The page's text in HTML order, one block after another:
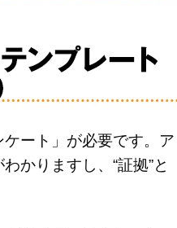
ート」が必要です。ア
かりますし、“証拠”と